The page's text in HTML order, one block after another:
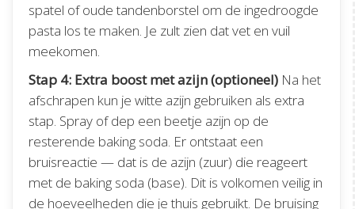
spatel of oude tandenborstel om de ingedroogde
pasta los te maken. Je zult zien dat vet en vuil
meekomen.
Stap 4: Extra boost met azijn (optioneel) Na het
afschrapen kun je witte azijn gebruiken als extra
stap. Spray of dep een beetje azijn op de
resterende baking soda. Er ontstaat een
bruisreactie — dat is de azijn (zuur) die reageert
met de baking soda (base). Dit is volkomen veilig in
de hoeveelheden die je thuis gebruikt. De bruising